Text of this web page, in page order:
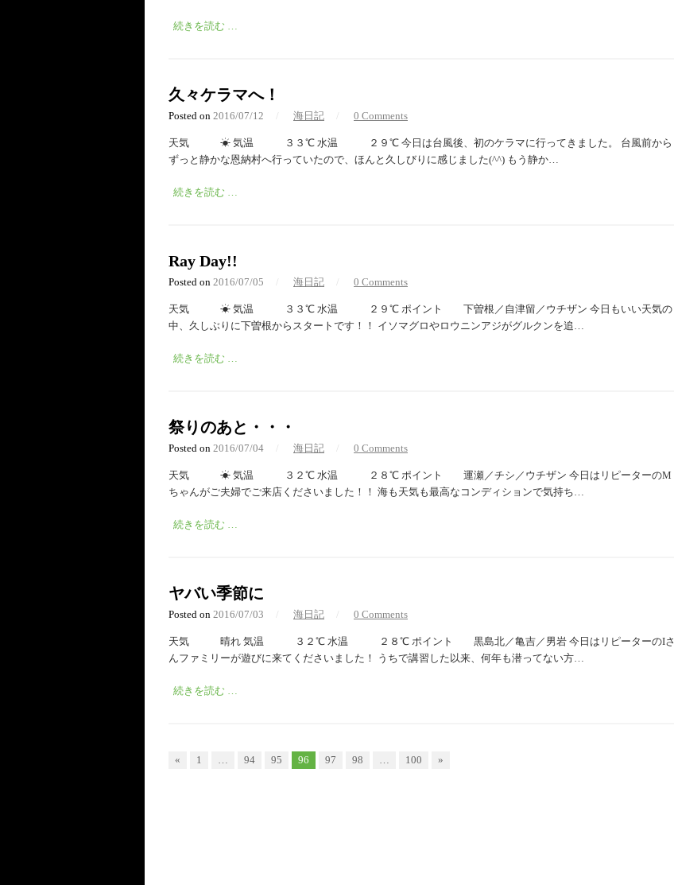
続きを読む …
久々ケラマへ！
Posted on 2016/07/12 海日記 0 Comments
天気 ☀︎ 気温 ３３℃ 水温 ２９℃ 今日は台風後、初のケラマに行ってきました。 台風前から
ずっと静かな恩納村へ行っていたので、ほんと久しびりに感じました(^^) もう静か…
続きを読む …
Ray Day!!
Posted on 2016/07/05 海日記 0 Comments
天気 ☀︎ 気温 ３３℃ 水温 ２９℃ ポイント 下曽根／自津留／ウチザン 今日もいい天気の
中、久しぶりに下曽根からスタートです！！ イソマグロやロウニンアジがグルクンを追…
続きを読む …
祭りのあと・・・
Posted on 2016/07/04 海日記 0 Comments
天気 ☀︎ 気温 ３２℃ 水温 ２８℃ ポイント 運瀬／チシ／ウチザン 今日はリピーターのM
ちゃんがご夫婦でご来店くださいました！！ 海も天気も最高なコンディションで気持ち…
続きを読む …
ヤバい季節に
Posted on 2016/07/03 海日記 0 Comments
天気 晴れ 気温 ３２℃ 水温 ２８℃ ポイント 黒島北／亀吉／男岩 今日はリピーターのIさ
んファミリーが遊びに来てくださいました！ うちで講習した以来、何年も潜ってない方…
続きを読む …
« 1 … 94 95 96 97 98 … 100 »